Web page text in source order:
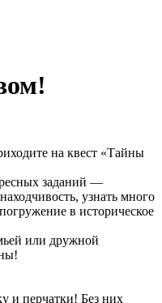
на квест «Тайны
заданий —
узнать много
в историческое
или дружной
и перчатки! Без них